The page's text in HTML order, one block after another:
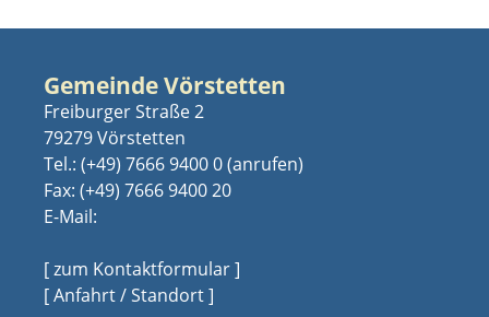
Gemeinde Vörstetten
Freiburger Straße 2
79279 Vörstetten
Tel.: (+49) 7666 9400 0
Fax: (+49) 7666 9400 20
E-Mail:
[ zum Kontaktformular ]
[ Anfahrt / Standort ]